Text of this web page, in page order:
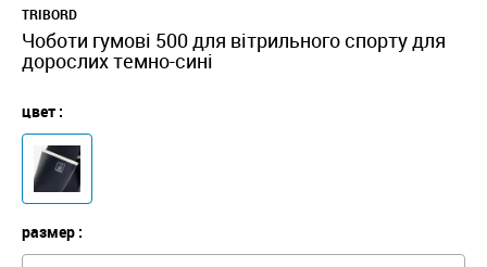
TRIBORD
Чоботи гумові 500 для вітрильного спорту для
дорослих темно-сині
цвет :
размер :